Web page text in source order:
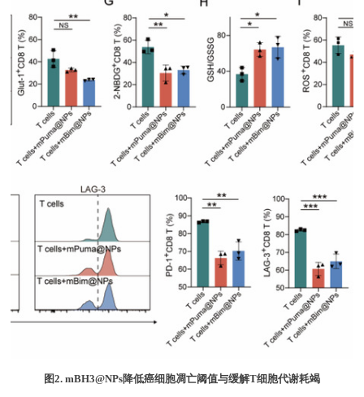
图2. mBH3@NPs降低癌细胞凋亡阈值与缓解T细胞代谢耗竭